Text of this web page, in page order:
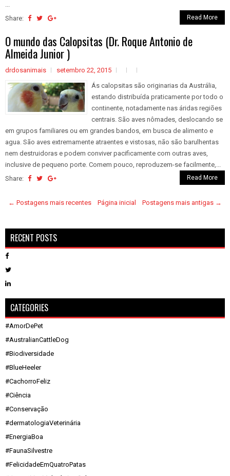
...
Share:
Read More
O mundo das Calopsitas (Dr. Roque Antonio de
Almeida Junior )
drdosanimais
setembro 22, 2015
Ás calopsitas são originarias da Austrália,
estando distribuída praticamente por todo o
continente, notadamente nas áridas regiões
centrais. São aves nômades, deslocando se
em grupos familiares ou em grandes bandos, em busca de alimento e
agua. São aves extremamente atraentes e vistosas, não são barulhentas
nem destruidoras e podem conviver pacificamente com outras aves,
inclusive de pequeno porte. Comem pouco, reproduzem-se facilmente,...
Share:
Read More
← Postagens mais recentes Postagens mais antigas →
Página inicial
RECENT POSTS
CATEGORIES
#AmorDePet
#AustralianCattleDog
#Biodiversidade
#BlueHeeler
#CachorroFeliz
#Ciência
#Conservação
#dermatologiaVeterinária
#EnergiaBoa
#FaunaSilvestre
#FelicidadeEmQuatroPatas